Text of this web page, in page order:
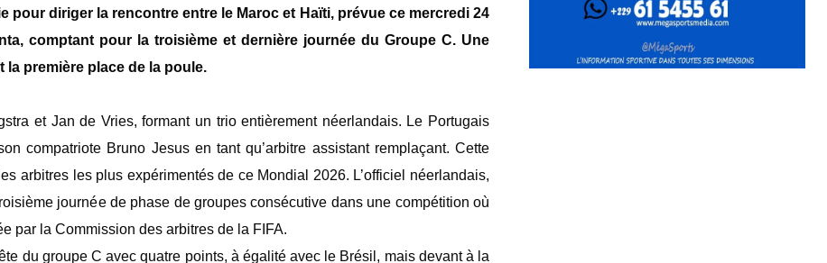
pour diriger la rencontre entre le Maroc et Haïti, prévue ce mercredi 24
comptant pour la troisième et dernière journée du Groupe C. Une
la première place de la poule.
et Jan de Vries, formant un trio entièrement néerlandais. Le Portugais
compatriote Bruno Jesus en tant qu’arbitre assistant remplaçant. Cette
arbitres les plus expérimentés de ce Mondial 2026. L’officiel néerlandais,
journée de phase de groupes consécutive dans une compétition où
par la Commission des arbitres de la FIFA.
du groupe C avec quatre points, à égalité avec le Brésil, mais devant à la